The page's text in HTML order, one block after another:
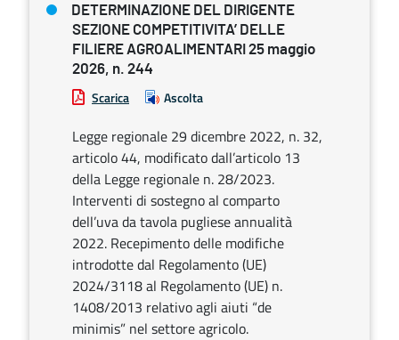
DETERMINAZIONE DEL DIRIGENTE
SEZIONE COMPETITIVITA’ DELLE
FILIERE AGROALIMENTARI 25 maggio
2026, n. 244
Scarica Ascolta
Legge regionale 29 dicembre 2022, n. 32,
articolo 44, modificato dall’articolo 13
della Legge regionale n. 28/2023.
Interventi di sostegno al comparto
dell’uva da tavola pugliese annualità
2022. Recepimento delle modifiche
introdotte dal Regolamento (UE)
2024/3118 al Regolamento (UE) n.
1408/2013 relativo agli aiuti “de
minimis” nel settore agricolo.